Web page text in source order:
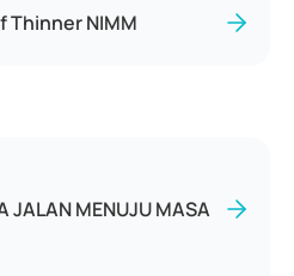
Thinner NIMM
JALAN MENUJU MASA